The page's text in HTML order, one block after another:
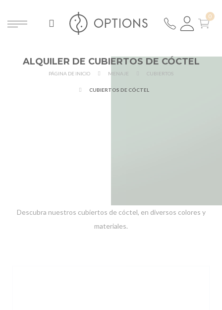
ALQUILER DE CUBIERTOS DE CÓCTEL
PÁGINA DE INICIO MENAJE CUBIERTOS
CUBIERTOS DE CÓCTEL
Descubra nuestros cubiertos de cóctel, en diversos colores y
materiales.